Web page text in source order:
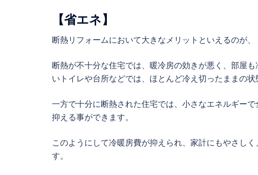
【省エネ】
断熱リフォームにおいて大きなメリットといえるのが、
断熱が不十分な住宅では、暖冷房の効きが悪く、部屋
いトイレや台所などでは、ほとんど冷え切ったままの状
一方で十分に断熱された住宅では、小さなエネルギー
抑える事ができます。
このようにして冷暖房費が抑えられ、家計にもやさし
す。